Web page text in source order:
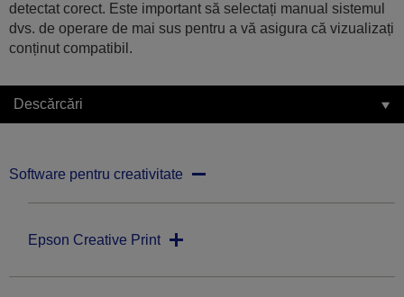
detectat corect. Este important să selectați manual sistemul
dvs. de operare de mai sus pentru a vă asigura că vizualizați
conținut compatibil.
Descărcări
Software pentru creativitate
Epson Creative Print